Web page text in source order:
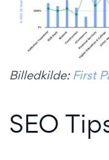
Billedkilde: First
SEO